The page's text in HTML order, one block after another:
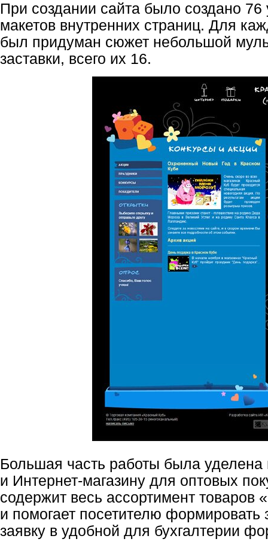
При создании сайта было создано
макетов внутренних страниц. Для
был придуман сюжет небольшой
заставки, всего их 16.
Большая часть работы была уделена
и Интернет-магазину для оптовых
содержит весь ассортимент товаров
и помогает посетителю формировать
заявку в удобной для бухгалтерии